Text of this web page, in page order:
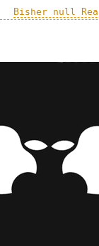
Bisher null